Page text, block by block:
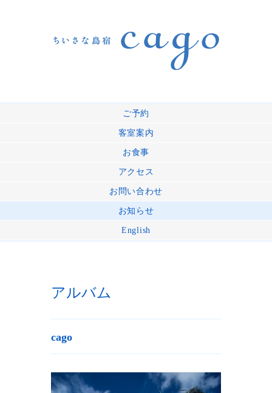
ご予約
客室案内
お食事
アクセス
お問い合わせ
お知らせ
English
アルバム
cago